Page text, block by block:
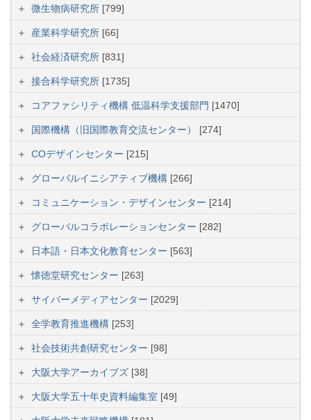
微生物病研究所 [799]
産業科学研究所 [66]
社会経済研究所 [831]
接合科学研究所 [1735]
コアファシリティ機構 低温科学支援部門 [1470]
国際機構（旧国際教育交流センター） [274]
COデザインセンター [215]
グローバルイニシアティブ機構 [266]
コミュニケーション・デザインセンター [214]
グローバルコラボレーションセンター [282]
日本語・日本文化教育センター [563]
懐徳堂研究センター [263]
サイバーメディアセンター [2029]
全学教育推進機構 [253]
社会技術共創研究センター [98]
大阪大学アーカイブズ [38]
大阪大学五十年史資料編集室 [49]